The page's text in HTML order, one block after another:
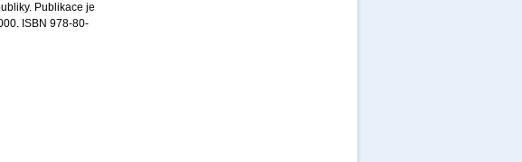
Publikace je
ISBN 978-80-